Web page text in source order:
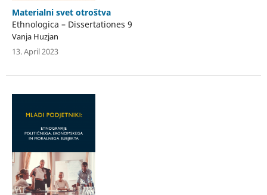
Materialni svet otroštva
Ethnologica – Dissertationes 9
Vanja Huzjan
13. April 2023